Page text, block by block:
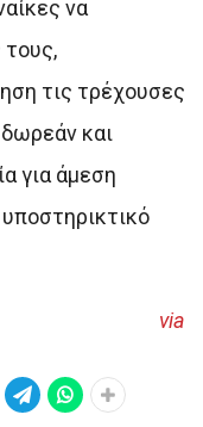
να
τους,
τις τρέχουσες
και
για άμεση
via